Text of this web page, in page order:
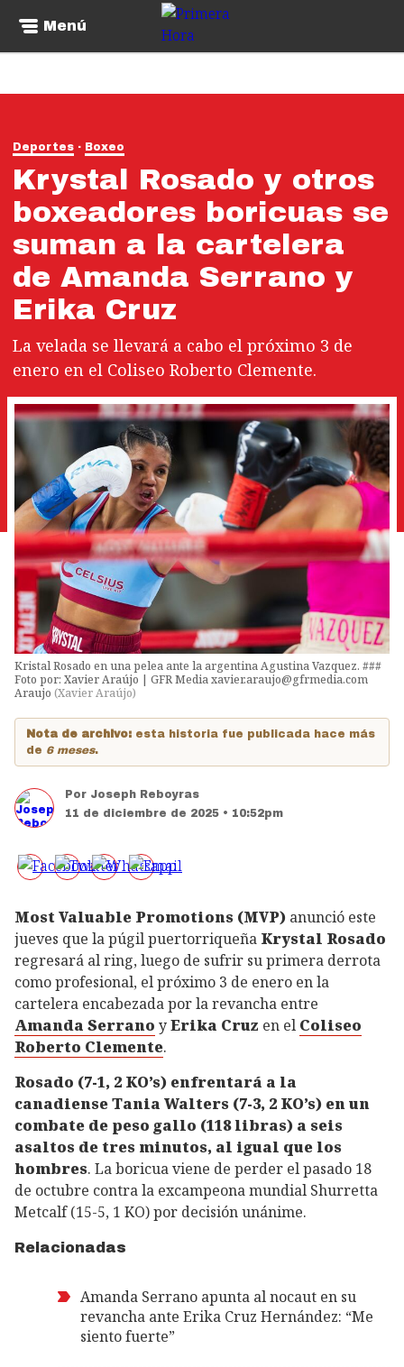
Menú
Deportes Boxeo
Krystal Rosado y otros
boxeadores boricuas se
suman a la cartelera
de Amanda Serrano y
Erika Cruz
La velada se llevará a cabo el próximo 3 de
enero en el Coliseo Roberto Clemente.
Kristal Rosado en una pelea ante la argentina Agustina Vazquez. ###
Foto por: Xavier Araújo | GFR Media xavier.araujo@gfrmedia.com
Araujo (Xavier Araújo)
Nota de archivo: esta historia fue publicada hace más
de 6 meses.
Por Joseph Reboyras
11 de diciembre de 2025 • 10:52pm
Most Valuable Promotions (MVP) anunció este
jueves que la púgil puertorriqueña Krystal Rosado
regresará al ring, luego de sufrir su primera derrota
como profesional, el próximo 3 de enero en la
cartelera encabezada por la revancha entre
Amanda Serrano yErika Cruz en el Coliseo
Roberto Clemente.
Rosado (7-1, 2 KO’s) enfrentará a la
canadiense Tania Walters (7-3, 2 KO’s) en un
combate de peso gallo (118 libras) a seis
asaltos de tres minutos, al igual que los
hombres. La boricua viene de perder el pasado 18
de octubre contra la excampeona mundial Shurretta
Metcalf (15-5, 1 KO) por decisión unánime.
Relacionadas
Amanda Serrano apunta al nocaut en su
revancha ante Erika Cruz Hernández: “Me
siento fuerte”